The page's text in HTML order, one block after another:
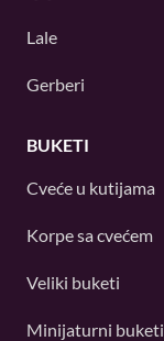
Lale
Gerberi
BUKETI
Cveće u kutijama
Korpe sa cvećem
Veliki buketi
Minijaturni buketi